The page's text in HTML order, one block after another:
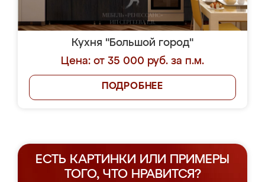
Кухня "Большой город"
Цена: от 35 000 руб. за п.м.
ПОДРОБНЕЕ
ЕСТЬ КАРТИНКИ ИЛИ ПРИМЕРЫ
ТОГО, ЧТО НРАВИТСЯ?